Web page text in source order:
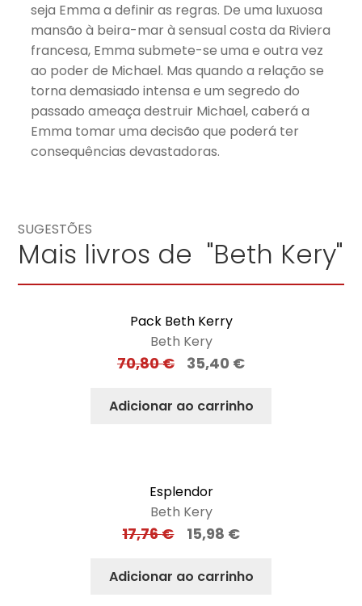
seja Emma a definir as regras. De uma luxuosa
mansão à beira-mar à sensual costa da Riviera
francesa, Emma submete-se uma e outra vez
ao poder de Michael. Mas quando a relação se
torna demasiado intensa e um segredo do
passado ameaça destruir Michael, caberá a
Emma tomar uma decisão que poderá ter
consequências devastadoras.
SUGESTÕES
Mais livros de "Beth Kery"
Pack Beth Kerry
Beth Kery
70,80€ 35,40 €
Adicionar ao carrinho
Esplendor
Beth Kery
17,76€ 15,98 €
Adicionar ao carrinho